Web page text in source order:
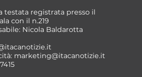
testata registrata presso il
con il n.219
Nicola Baldarotta
marketing@itacanotizie.it